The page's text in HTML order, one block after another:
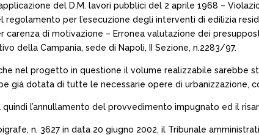
del D.M. lavori pubblici del 2 aprile 1968 –
regolamento per l’esecuzione degli interventi di edilizia
carenza di motivazione – Erronea valutazione dei
della Campania, sede di Napoli, II Sezione, n.2283/97.
nel progetto in questione il volume realizzabile sarebbe
già dotata di tutte le necessarie opere di urbanizzazione,
quindi l’annullamento del provvedimento impugnato ed il
n. 3627 in data 20 giugno 2002, il Tribunale